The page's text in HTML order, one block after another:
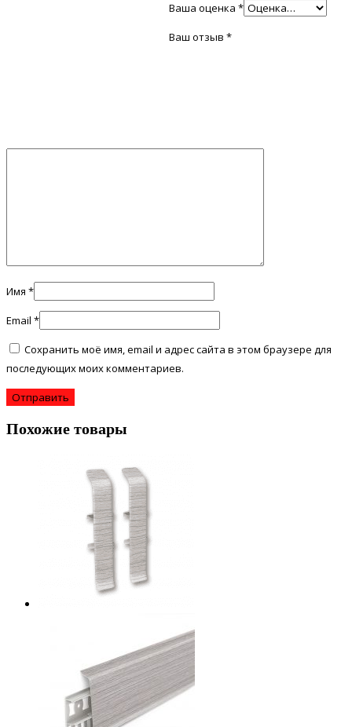
Ваша оценка*
Ваш отзыв*
Имя *
Email *
Сохранить моё имя, email и адрес сайта в этом браузере для
последующих моих комментариев.
Похожие товары